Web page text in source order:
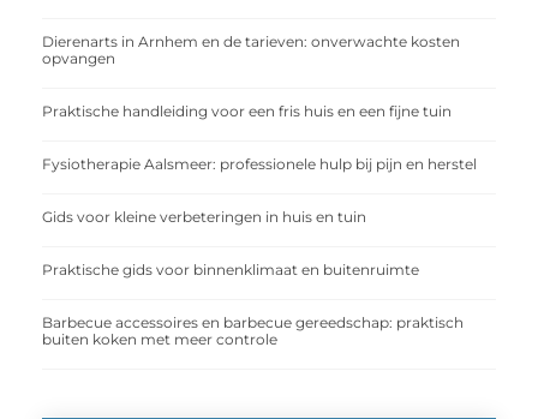
Dierenarts in Arnhem en de tarieven: onverwachte kosten
opvangen
Praktische handleiding voor een fris huis en een fijne tuin
Fysiotherapie Aalsmeer: professionele hulp bij pijn en herstel
Gids voor kleine verbeteringen in huis en tuin
Praktische gids voor binnenklimaat en buitenruimte
Barbecue accessoires en barbecue gereedschap: praktisch
buiten koken met meer controle